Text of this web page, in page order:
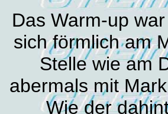
Das Warm-up
sich förmlich am
Stelle wie am
abermals mit
Wie der